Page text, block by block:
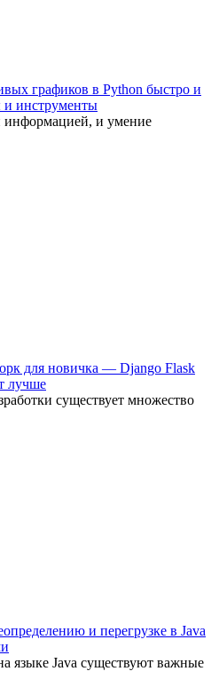
графиков в Python быстро и
инструменты
и умение
для новичка — Django Flask
лучше
существует множество
и перегрузке в Java
языке Java существуют важные